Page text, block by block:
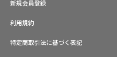
新規会員登録
利用規約
特定商取引法に基づく表記